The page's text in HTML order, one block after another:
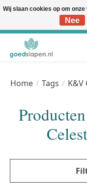
Vóór 12u besteld, volgende werkdag
Home / Tags / K&V
Wij slaan cookies op om
Nee